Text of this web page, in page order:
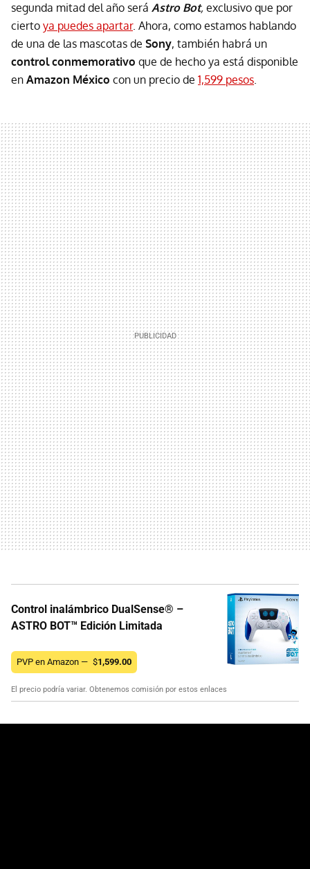
segunda mitad del año será Astro Bot, exclusivo que por
cierto ya puedes apartar. Ahora, como estamos hablando
de una de las mascotas de Sony, también habrá un
control conmemorativo que de hecho ya está disponible
en Amazon México con un precio de 1,599 pesos.
Control inalámbrico DualSense® –
ASTRO BOT™ Edición Limitada
PVP en Amazon — $1,599.00
El precio podría variar. Obtenemos comisión por estos enlaces